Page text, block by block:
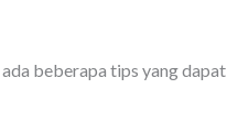
beberapa tips yang dapat